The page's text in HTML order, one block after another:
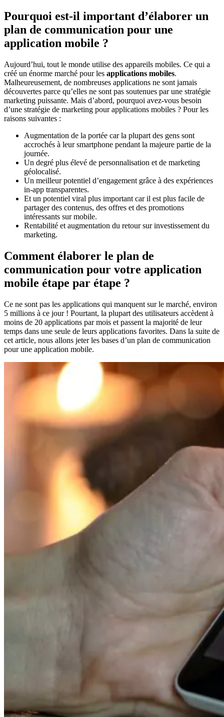
Pourquoi est-il important d’élaborer un
plan de communication pour une
application mobile ?
Aujourd’hui, tout le monde utilise des appareils mobiles. Ce qui a
créé un énorme marché pour les applications mobiles.
Malheureusement, de nombreuses applications ne sont jamais
découvertes parce qu’elles ne sont pas soutenues par une stratégie
marketing puissante. Mais d’abord, pourquoi avez-vous besoin
d’une stratégie de marketing pour applications mobiles ? Pour les
raisons suivantes :
Augmentation de la portée car la plupart des gens sont
accrochés à leur smartphone pendant la majeure partie de la
journée.
Un degré plus élevé de personnalisation et de marketing
géolocalisé.
Un meilleur potentiel d’engagement grâce à des expériences
in-app transparentes.
Et un potentiel viral plus important car il est plus facile de
partager des contenus, des offres et des promotions
intéressants sur mobile.
Rentabilité et augmentation du retour sur investissement du
marketing.
Comment élaborer le plan de
communication pour votre application
mobile étape par étape ?
Ce ne sont pas les applications qui manquent sur le marché, environ
5 millions à ce jour ! Pourtant, la plupart des utilisateurs accèdent à
moins de 20 applications par mois et passent la majorité de leur
temps dans une seule de leurs applications favorites. Dans la suite de
cet article, nous allons jeter les bases d’un plan de communication
pour une application mobile.